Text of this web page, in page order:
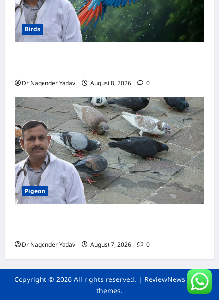
Birds
Dr Nagender Yadav August 8, 2026 0
Pigeon
Dr Nagender Yadav August 7, 2026 0
Copyright © 2026 All rights reserved. | ReviewNews by AF
themes.